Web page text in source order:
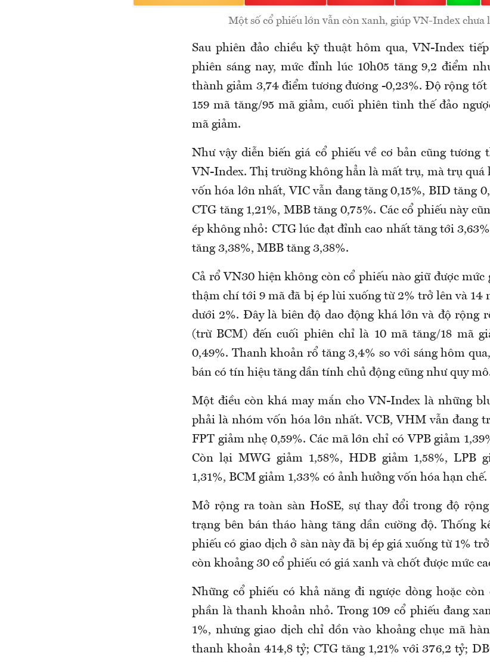
Một số cổ phiếu lớn vẫn còn xanh, giúp VN-Index chưa
Sau phiên đảo chiều kỹ thuật hôm qua, VN-Index
phiên sáng nay, mức đỉnh lúc 10h05 tăng 9,2 điểm
thành giảm 3,74 điểm tương đương -0,23%. Độ rộng
159 mã tăng/95 mã giảm, cuối phiên tình thế đảo
mã giảm.
Như vậy diễn biến giá cổ phiếu về cơ bản cũng tương
VN-Index. Thị trường không hẳn là mất trụ, mà trụ quá
vốn hóa lớn nhất, VIC vẫn đang tăng 0,15%, BID tăng
CTG tăng 1,21%, MBB tăng 0,75%. Các cổ phiếu này
ép không nhỏ: CTG lúc đạt đỉnh cao nhất tăng tới
tăng 3,38%, MBB tăng 3,38%.
Cả rổ VN30 hiện không còn cổ phiếu nào giữ được mức
thậm chí tới 9 mã đã bị ép lùi xuống từ 2% trở lên và 14
dưới 2%. Đây là biên độ dao động khá lớn và độ rộng
(trừ BCM) đến cuối phiên chỉ là 10 mã tăng/18 mã
0,49%. Thanh khoản rổ tăng 3,4% so với sáng hôm
bán có tín hiệu tăng dần tính chủ động cũng như quy
Một điều còn khá may mắn cho VN-Index là những
phải là nhóm vốn hóa lớn nhất. VCB, VHM vẫn đang
FPT giảm nhẹ 0,59%. Các mã lớn chỉ có VPB giảm
Còn lại MWG giảm 1,58%, HDB giảm 1,58%, LPB
1,31%, BCM giảm 1,33% có ảnh hưởng vốn hóa hạn chế.
Mở rộng ra toàn sàn HoSE, sự thay đổi trong độ
trạng bên bán tháo hàng tăng dần cường độ. Thống
phiếu có giao dịch ở sàn này đã bị ép giá xuống từ 1%
còn khoảng 30 cổ phiếu có giá xanh và chốt được mức
Những cổ phiếu có khả năng đi ngược dòng hoặc còn
phần là thanh khoản nhỏ. Trong 109 cổ phiếu đang
1%, nhưng giao dịch chỉ dồn vào khoảng chục mã
thanh khoản 414,8 tỷ; CTG tăng 1,21% với 376,2 tỷ;